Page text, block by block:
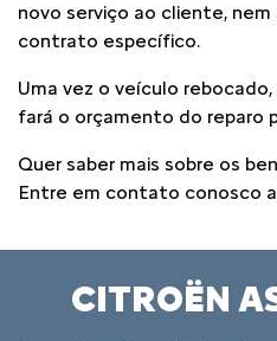
novo serviço ao cliente, nem
contrato específico.
Uma vez o veículo
fará o orçamento do reparo
Quer saber mais sobre os
Entre em contato conosco
CITROËN